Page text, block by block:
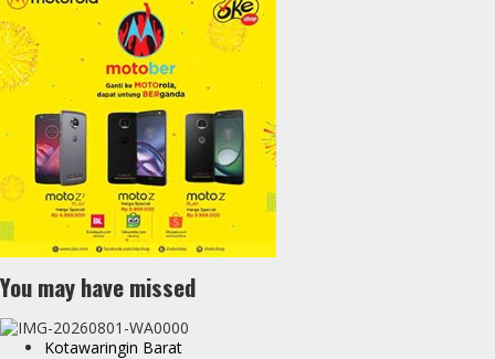
You may have missed
Kotawaringin Barat